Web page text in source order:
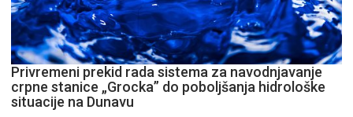
Privremeni prekid rada sistema za navodnjavanje
crpne stanice „Grocka” do poboljšanja hidrološke
situacije na Dunavu